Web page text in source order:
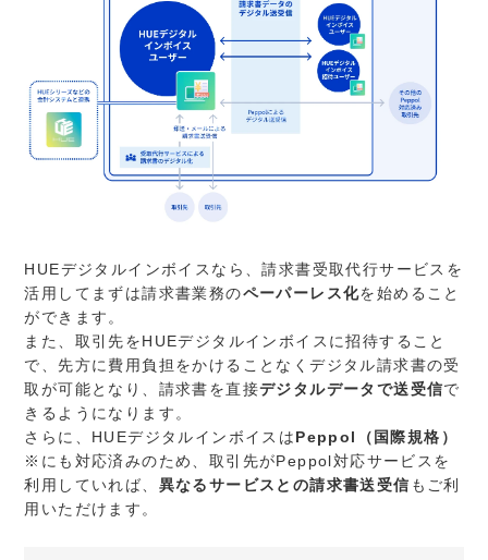
HUEデジタルインボイスなら、請求書受取代行サービスを
活用してまずは請求書業務のペーパーレス化を始めること
ができます。
また、取引先をHUEデジタルインボイスに招待すること
で、先方に費用負担をかけることなくデジタル請求書の受
取が可能となり、請求書を直接デジタルデータで送受信で
きるようになります。
さらに、HUEデジタルインボイスはPeppol（国際規格）
※にも対応済みのため、取引先がPeppol対応サービスを
利用していれば、 異なるサービスとの請求書送受信 もご利
用いただけます。